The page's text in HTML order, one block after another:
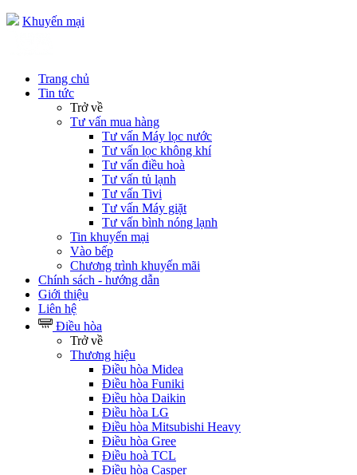
Khuyến mại
Trang chủ
Tin tức
Trở về
Tư vấn mua hàng
Tư vấn Máy lọc nước
Tư vấn lọc không khí
Tư vấn điều hoà
Tư vấn tủ lạnh
Tư vấn Tivi
Tư vấn Máy giặt
Tư vấn bình nóng lạnh
Tin khuyến mại
Vào bếp
Chương trình khuyến mãi
Chính sách - hướng dẫn
Giới thiệu
Liên hệ
Điều hòa
Trở về
Thương hiệu
Điều hòa Midea
Điều hòa Funiki
Điều hòa Daikin
Điều hòa LG
Điều hòa Mitsubishi Heavy
Điều hòa Gree
Điều hoà TCL
Điều hòa Casper